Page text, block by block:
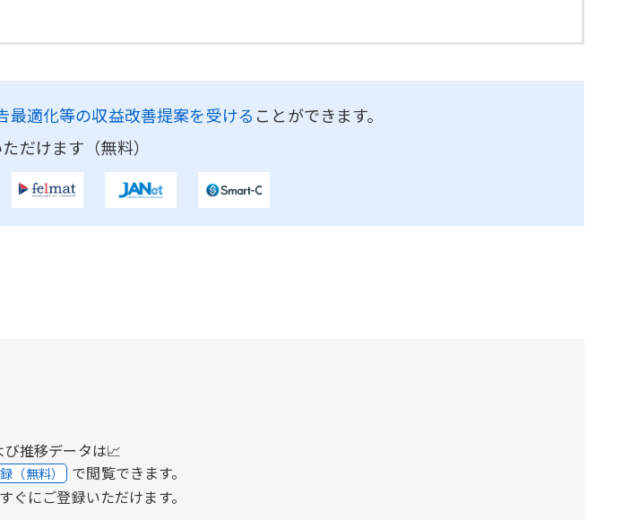
最適化等の収益改善提案を受ける ことができます。
だけます（無料）
推移データは📈
（無料） で閲覧できます。
ぐにご登録いただけます。